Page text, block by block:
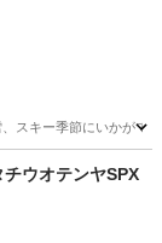
スキー季節にいかがで
イヤチェーン
ウオテンヤSPX